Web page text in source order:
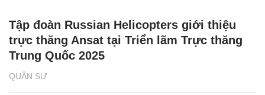
QUÂN SỰ
Tập đoàn Russian Helicopters giới thiệu
trực thăng Ansat tại Triển lãm Trực thăng
Trung Quốc 2025